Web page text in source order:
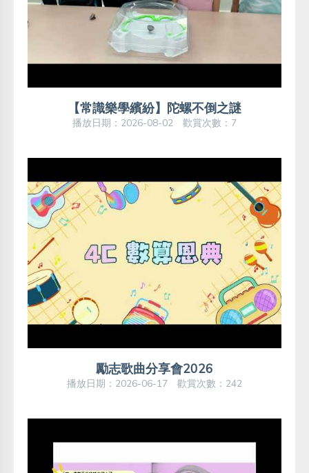
【常識樂學繽紛】陀螺不倒之謎
播放日期：2026-08-02 歡賞次數：7
勵志歌曲分享會2026
播放日期：2026-06-17 歡賞次數：242